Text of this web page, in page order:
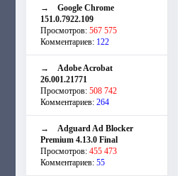
→ Google Chrome
151.0.7922.109
Просмотров: 567 575
Комментариев: 122
→ Adobe Acrobat
26.001.21771
Просмотров: 508 742
Комментариев: 264
→ Adguard Ad Blocker
Premium 4.13.0 Final
Просмотров: 455 473
Комментариев: 55